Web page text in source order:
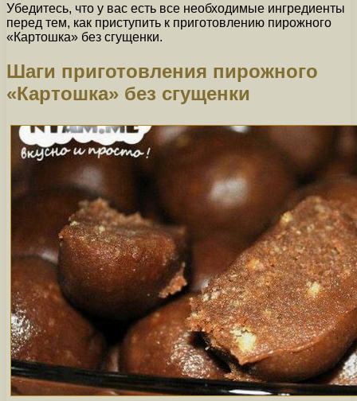
Убедитесь, что у вас есть все необходимые ингредиенты
перед тем, как приступить к приготовлению пирожного
«Картошка» без сгущенки.
Шаги приготовления пирожного
«Картошка» без сгущенки